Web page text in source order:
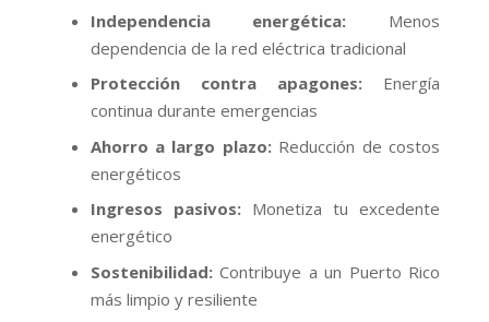
Independencia energética: Menos
dependencia de la red eléctrica tradicional
Protección contra apagones:Energía
continua durante emergencias
Ahorro a largo plazo:Reducción de costos
energéticos
Ingresos pasivos:Monetiza tu excedente
energético
Sostenibilidad: Contribuye a un Puerto Rico
más limpio y resiliente